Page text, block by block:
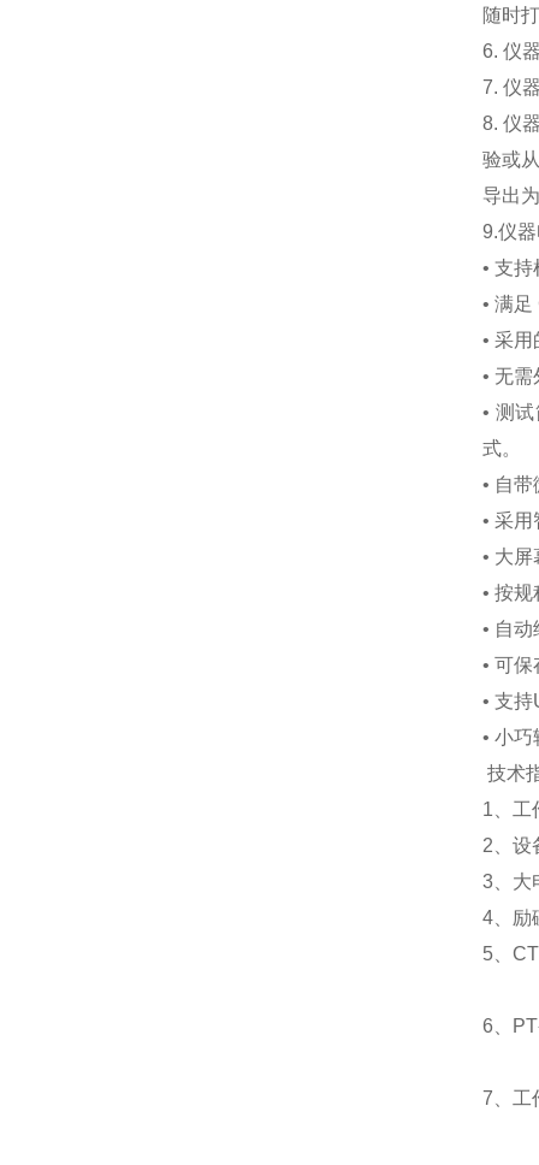
随时
6. 仪
7. 仪
8.仪
验或
导出为
9.仪
• 支持
• 满足
• 采用
• 无需
• 测
式。
• 自
• 采用
• 大屏
• 按规
• 自动
• 可保
• 支持
• 小巧
技术
1 、
2 、
3 、
4 、
5
CT
6 PT
7 、